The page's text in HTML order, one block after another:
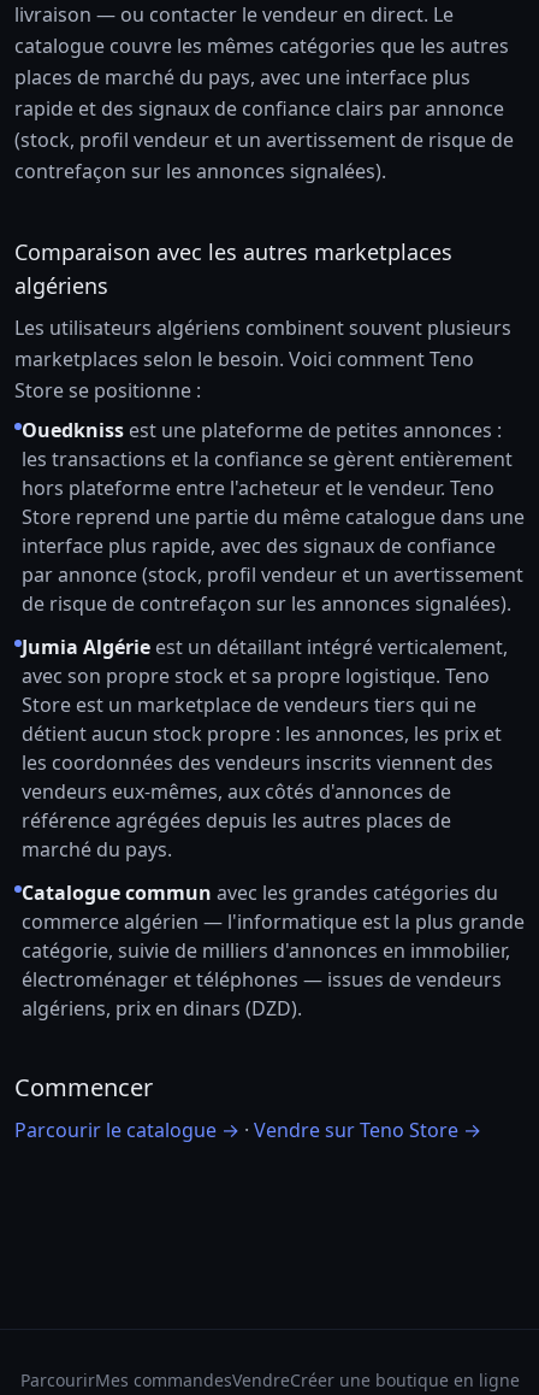
livraison — ou contacter le vendeur en direct. Le
catalogue couvre les mêmes catégories que les autres
places de marché du pays, avec une interface plus
rapide et des signaux de confiance clairs par annonce
(stock, profil vendeur et un avertissement de risque de
contrefaçon sur les annonces signalées).
Comparaison avec les autres marketplaces
algériens
Les utilisateurs algériens combinent souvent plusieurs
marketplaces selon le besoin. Voici comment Teno
Store se positionne :
Ouedkniss est une plateforme de petites annonces :
les transactions et la confiance se gèrent entièrement
hors plateforme entre l'acheteur et le vendeur. Teno
Store reprend une partie du même catalogue dans une
interface plus rapide, avec des signaux de confiance
par annonce (stock, profil vendeur et un avertissement
de risque de contrefaçon sur les annonces signalées).
Jumia Algérie est un détaillant intégré verticalement,
avec son propre stock et sa propre logistique. Teno
Store est un marketplace de vendeurs tiers qui ne
détient aucun stock propre : les annonces, les prix et
les coordonnées des vendeurs inscrits viennent des
vendeurs eux-mêmes, aux côtés d'annonces de
référence agrégées depuis les autres places de
marché du pays.
Catalogue commun avec les grandes catégories du
commerce algérien — l'informatique est la plus grande
catégorie, suivie de milliers d'annonces en immobilier,
électroménager et téléphones — issues de vendeurs
algériens, prix en dinars (DZD).
Commencer
Parcourir le catalogue → · Vendre sur Teno Store →
ParcourirMes commandesVendreCréer une boutique en ligne